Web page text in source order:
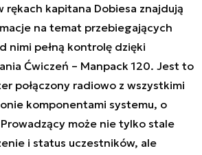
rękach kapitana Dobiesa znajdują
na temat przebiegających
nimi pełną kontrolę dzięki
Ćwiczeń – Manpack 120. Jest to
połączony radiowo z wszystkimi
komponentami systemu, o
może nie tylko stale
i status uczestników, ale